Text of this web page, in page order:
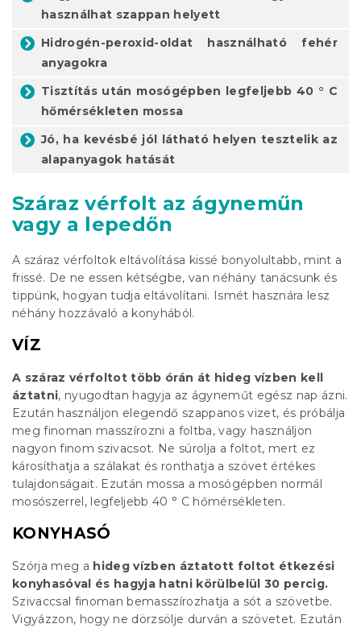
használhat szappan helyett
Hidrogén-peroxid-oldat használható fehér
anyagokra
Tisztítás után mosógépben legfeljebb 40 ° C
hőmérsékleten mossa
Jó, ha kevésbé jól látható helyen tesztelik az
alapanyagok hatását
Száraz vérfolt az ágyneműn
vagy a lepedőn
A száraz vérfoltok eltávolítása kissé bonyolultabb, mint a
frissé. De ne essen kétségbe, van néhány tanácsunk és
tippünk, hogyan tudja eltávolítani. Ismét hasznára lesz
néhány hozzávaló a konyhából.
VÍZ
A száraz vérfoltot több órán át hideg vízben kell
áztatni, nyugodtan hagyja az ágyneműt egész nap ázni.
Ezután használjon elegendő szappanos vizet, és próbálja
meg finoman masszírozni a foltba, vagy használjon
nagyon finom szivacsot. Ne súrolja a foltot, mert ez
károsíthatja a szálakat és ronthatja a szövet értékes
tulajdonságait. Ezután mossa a mosógépben normál
mosószerrel, legfeljebb 40 ° C hőmérsékleten.
KONYHASÓ
Szórja meg a hideg vízben áztatott foltot étkezési
konyhasóval és hagyja hatni körülbelül 30 percig.
Szivaccsal finoman bemasszírozhatja a sót a szövetbe.
Vigyázzon, hogy ne dörzsölje durván a szövetet. Ezután